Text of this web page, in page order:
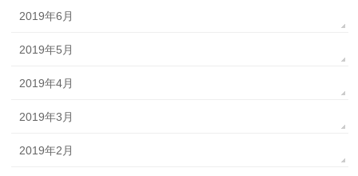
2019年6月
2019年5月
2019年4月
2019年3月
2019年2月